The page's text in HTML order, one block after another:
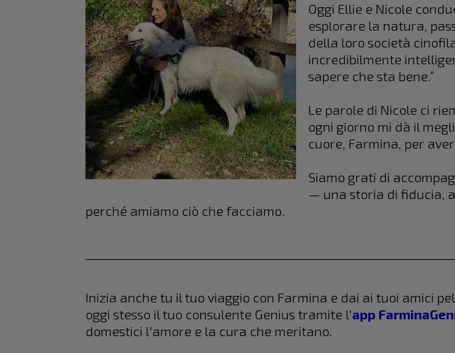
Oggi Ellie e Nicole
esplorare la natura,
della loro società
incredibilmente
sapere che sta bene.”
Le parole di Nicole ci
ogni giorno mi dà il
cuore, Farmina, per
Siamo grati di
— una storia di fiducia,
perché amiamo ciò che facciamo.
Inizia anche tu il tuo viaggio con Farmina e dai ai tuoi amici
oggi stesso il tuo consulente Genius tramite l'app
domestici l'amore e la cura che meritano.